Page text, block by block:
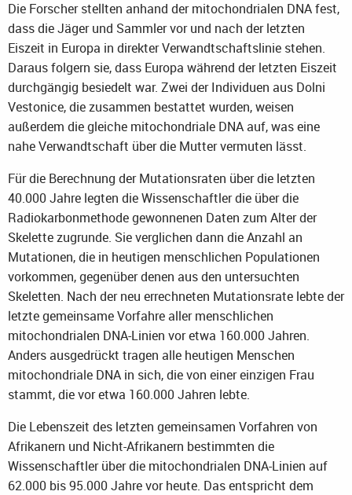
Die Forscher stellten anhand der mitochondrialen DNA fest,
dass die Jäger und Sammler vor und nach der letzten
Eiszeit in Europa in direkter Verwandtschaftslinie stehen.
Daraus folgern sie, dass Europa während der letzten Eiszeit
durchgängig besiedelt war. Zwei der Individuen aus Dolni
Vestonice, die zusammen bestattet wurden, weisen
außerdem die gleiche mitochondriale DNA auf, was eine
nahe Verwandtschaft über die Mutter vermuten lässt.
Für die Berechnung der Mutationsraten über die letzten
40.000 Jahre legten die Wissenschaftler die über die
Radiokarbonmethode gewonnenen Daten zum Alter der
Skelette zugrunde. Sie verglichen dann die Anzahl an
Mutationen, die in heutigen menschlichen Populationen
vorkommen, gegenüber denen aus den untersuchten
Skeletten. Nach der neu errechneten Mutationsrate lebte der
letzte gemeinsame Vorfahre aller menschlichen
mitochondrialen DNA-Linien vor etwa 160.000 Jahren.
Anders ausgedrückt tragen alle heutigen Menschen
mitochondriale DNA in sich, die von einer einzigen Frau
stammt, die vor etwa 160.000 Jahren lebte.
Die Lebenszeit des letzten gemeinsamen Vorfahren von
Afrikanern und Nicht-Afrikanern bestimmten die
Wissenschaftler über die mitochondrialen DNA-Linien auf
62.000 bis 95.000 Jahre vor heute. Das entspricht dem